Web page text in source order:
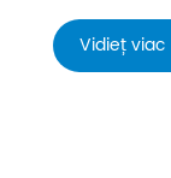
Vidieť viac